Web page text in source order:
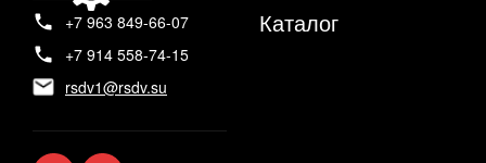
+7 963 849-66-07
+7 914 558-74-15
rsdv1@rsdv.su
Каталог